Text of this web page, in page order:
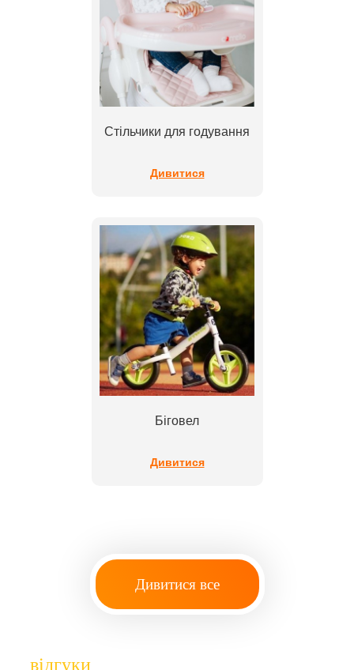
Стільчики для годування
Дивитися
Біговел
Дивитися
Дивитися все
відгуки